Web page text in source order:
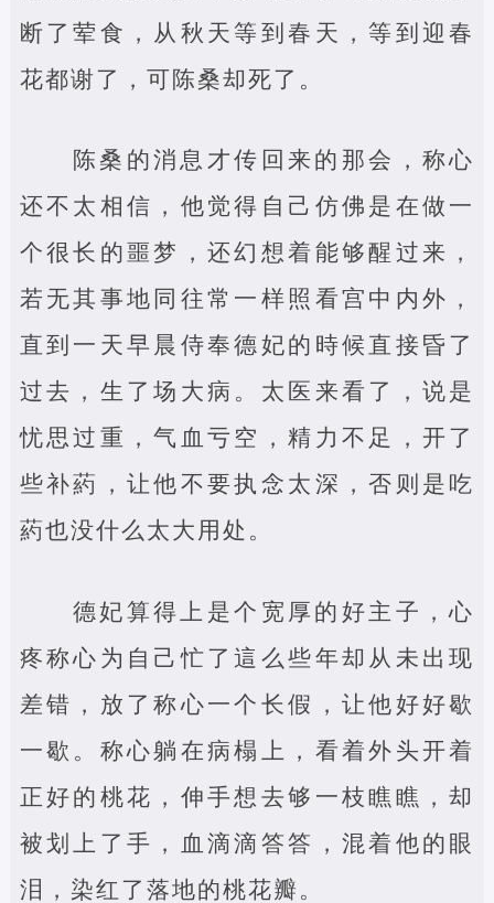
断了荤食，从秋天等到春天，等到迎春
花都谢了，可陈桑却死了。
陈桑的消息才传回来的那会，称心
还不太相信，他觉得自己仿佛是在做一
个很长的噩梦，还幻想着能够醒过来，
若无其事地同往常一样照看宫中内外，
直到一天早晨侍奉德妃的時候直接昏了
过去，生了场大病。太医来看了，说是
忧思过重，气血亏空，精力不足，开了
些补葯，让他不要执念太深，否则是吃
葯也没什么太大用处。
德妃算得上是个宽厚的好主子，心
疼称心为自己忙了這么些年却从未出现
差错，放了称心一个长假，让他好好歇
一歇。称心躺在病榻上，看着外头开着
正好的桃花，伸手想去够一枝瞧瞧，却
被划上了手，血滴滴答答，混着他的眼
泪，染红了落地的桃花瓣。